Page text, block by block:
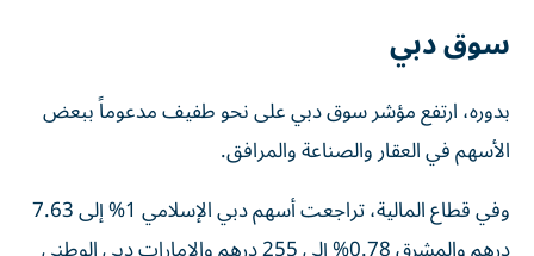
سوق دبي
بدوره، ارتفع مؤشر سوق دبي على نحو طفيف مدعوماً ببعض
الأسهم في العقار والصناعة والمرافق.
وفي قطاع المالية، تراجعت أسهم دبي الإسلامي 1% إلى 7.63